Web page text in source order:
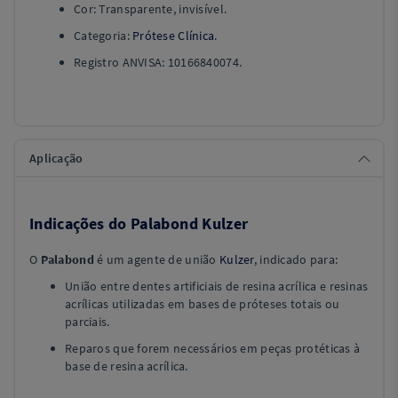
Cor: Transparente, invisível.
Categoria: Prótese Clínica.
Registro ANVISA: 10166840074.
Aplicação
Indicações do Palabond Kulzer
O Palabond é um agente de união Kulzer, indicado para:
União entre dentes artificiais de resina acrílica e resinas
acrílicas utilizadas em bases de próteses totais ou
parciais.
Reparos que forem necessários em peças protéticas à
base de resina acrílica.